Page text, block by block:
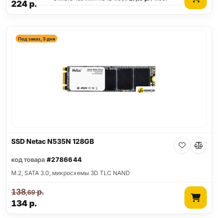
224р.
Под заказ, 3 дня
SSD Netac N535N 128GB
код товара #2786644
M.2, SATA 3.0, микросхемы 3D TLC NAND
134р.
138,69р.